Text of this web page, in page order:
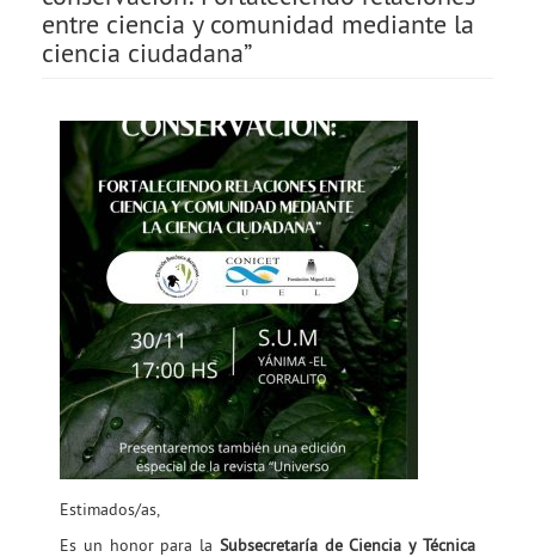
entre ciencia y comunidad mediante la
ciencia ciudadana”
Estimados/as,
Es un honor para la Subsecretaría de Ciencia y Técnica